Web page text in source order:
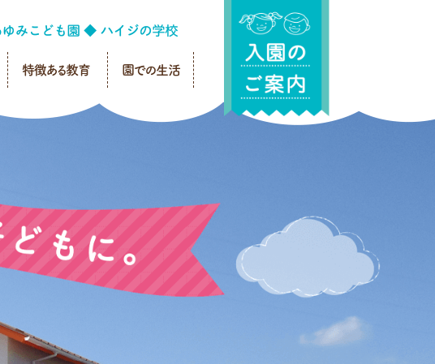
特徴ある教育 園での生活